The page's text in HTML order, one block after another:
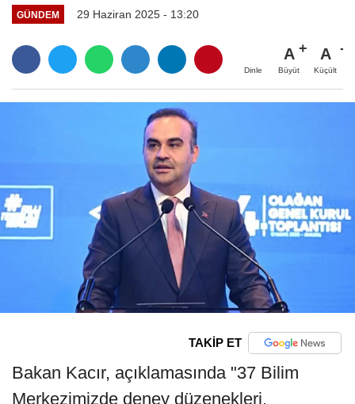
GÜNDEM 29 Haziran 2025 - 13:20
Dinle
A
Büyüt
A
Küçült
TAKİP ET
Bakan Kacır, açıklamasında "37 Bilim
Merkezimizde deney düzenekleri,